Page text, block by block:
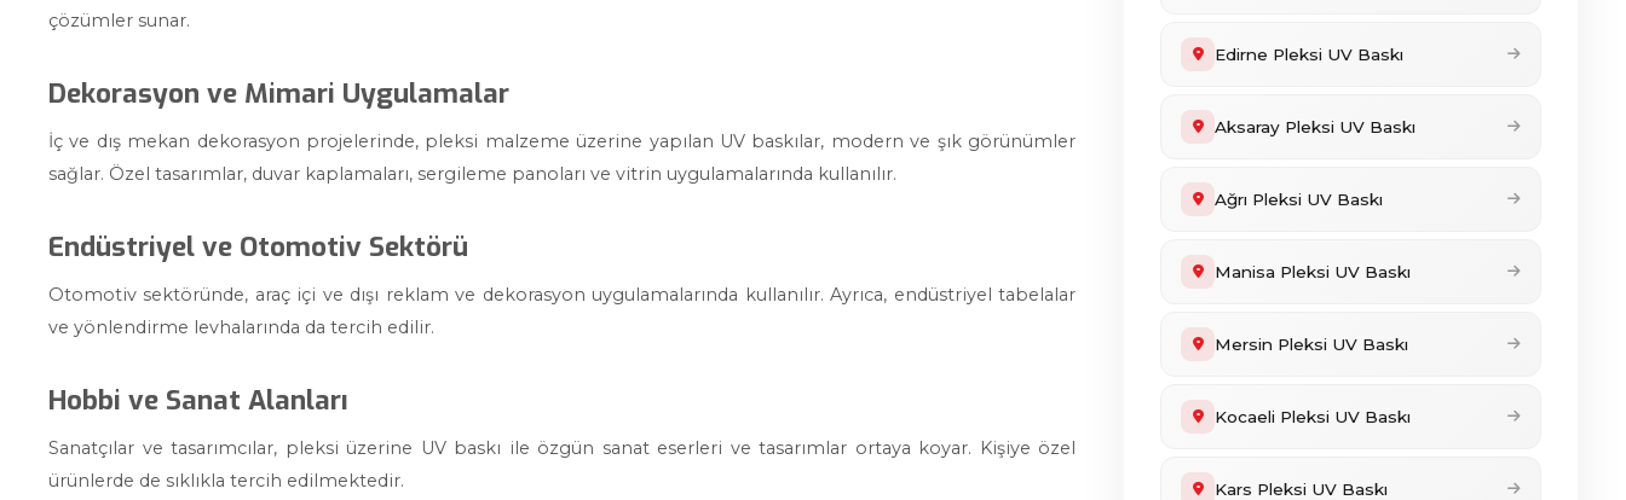
çözümler sunar.
Dekorasyon ve Mimari Uygulamalar
İç ve dış mekan dekorasyon projelerinde, pleksi malzeme üzerine yapılan UV baskılar, modern ve şık görünümler
sağlar. Özel tasarımlar, duvar kaplamaları, sergileme panoları ve vitrin uygulamalarında kullanılır.
Endüstriyel ve Otomotiv Sektörü
Otomotiv sektöründe, araç içi ve dışı reklam ve dekorasyon uygulamalarında kullanılır. Ayrıca, endüstriyel tabelalar
ve yönlendirme levhalarında da tercih edilir.
Hobbi ve Sanat Alanları
Sanatçılar ve tasarımcılar, pleksi üzerine UV baskı ile özgün sanat eserleri ve tasarımlar ortaya koyar. Kişiye özel
ürünlerde de sıklıkla tercih edilmektedir.
Edirne Pleksi UV Baskı
Aksaray Pleksi UV Baskı
Ağrı Pleksi UV Baskı
Manisa Pleksi UV Baskı
Mersin Pleksi UV Baskı
Kocaeli Pleksi UV Baskı
Kars Pleksi UV Baskı